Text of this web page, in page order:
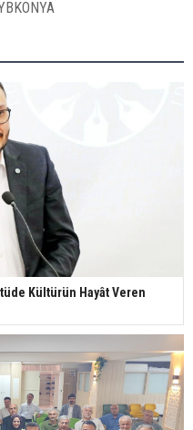
Kültürün Hayât Veren